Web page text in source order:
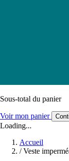
Sous-total du panier
Voir mon panier
Loading...
Accueil
/ Veste